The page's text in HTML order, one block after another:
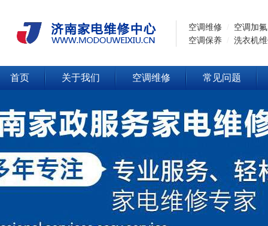
空调维修
空调加氟
空调保养
洗衣机
首页 关于我们 空调维修 常见问题